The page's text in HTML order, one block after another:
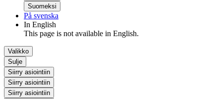
Suomeksi
På svenska
In English
This page is not available in English.
Valikko
Sulje
Siirry asiointiin
Siirry asiointiin
Siirry asiointiin